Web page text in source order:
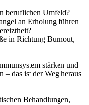
beruflichen Umfeld?
an Erholung führen
in Richtung Burnout,
stärken und
– das ist der Weg heraus
Behandlungen,